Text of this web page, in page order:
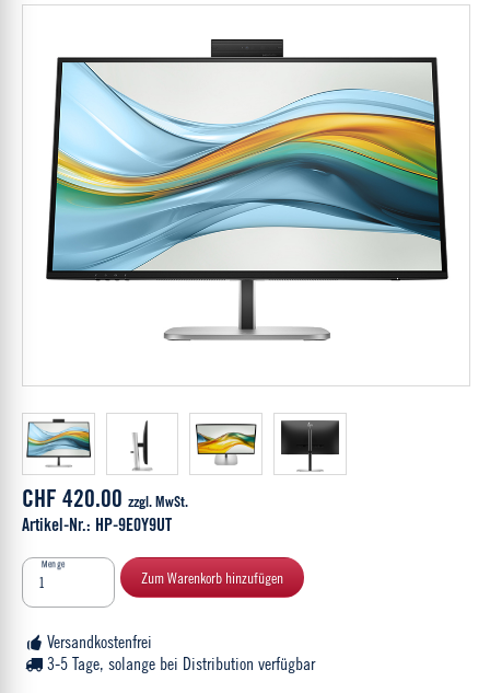
CHF 420.00 zzgl. MwSt.
Artikel-Nr.: HP-9E0Y9UT
Menge
Zum Warenkorb hinzufügen
Versandkostenfrei
3-5 Tage, solange bei Distribution verfügbar